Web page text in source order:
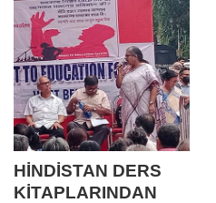
HİNDİSTAN DERS
KİTAPLARINDAN